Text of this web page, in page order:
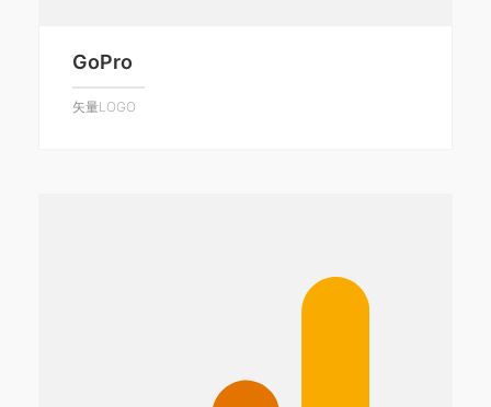
GoPro
矢量LOGO